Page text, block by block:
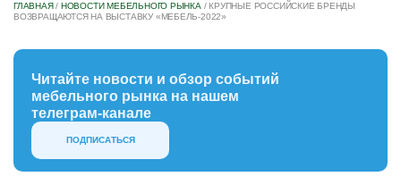
ГЛАВНАЯ/ НОВОСТИ МЕБЕЛЬНОГО РЫНКА / КРУПНЫЕ РОССИЙСКИЕ БРЕНДЫ
ВОЗВРАЩАЮТСЯ НА ВЫСТАВКУ «МЕБЕЛЬ-2022»
Читайте новости и обзор событий
мебельного рынка на нашем
телеграм-канале
ПОДПИСАТЬСЯ